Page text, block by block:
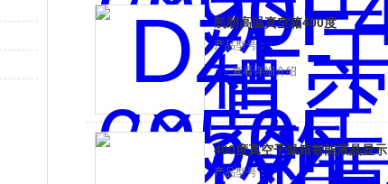
凯朗高温真空箱400度
产品型号：
查看详细介绍
400度真空干燥箱智能液晶显示
产品型号：